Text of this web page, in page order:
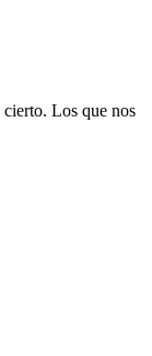
cierto. Los que nos